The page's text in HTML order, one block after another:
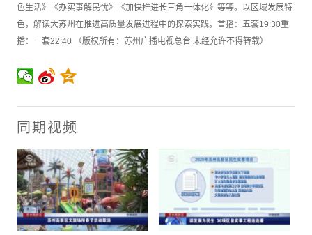
色生活》《办实事解民忧》《加快推进长三角一体化》等等。以区域发展特
色，解读大苏州在推进高质量发展进程中的探索实践。首播：五套19:30重
播：一套22:40 （版权所有：苏州广播电视总台 未经允许不得转载）
同期视频